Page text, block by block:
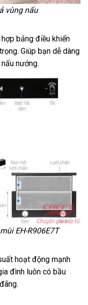
vùng nấu
bảng điều khiển
Giúp bạn dễ dàng
nướng.
EH-R906E7T
hoạt động mạnh
đình luôn có bầu